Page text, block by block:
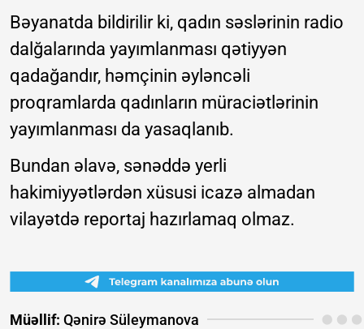
Bəyanatda bildirilir ki, qadın səslərinin radio
dalğalarında yayımlanması qətiyyən
qadağandır, həmçinin əyləncəli
proqramlarda qadınların müraciətlərinin
yayımlanması da yasaqlanıb.
Bundan əlavə, sənəddə yerli
hakimiyyətlərdən xüsusi icazə almadan
vilayətdə reportaj hazırlamaq olmaz.
Müəllif: Qənirə Süleymanova